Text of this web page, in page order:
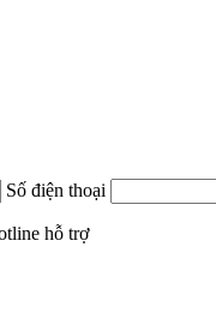
Số điện thoại
hỗ trợ